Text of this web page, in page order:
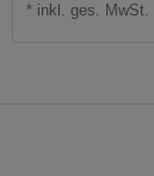
* inkl. ges. MwSt.